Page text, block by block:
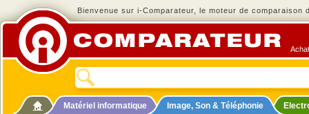
Bienvenue sur i-Comparateur, le moteur de comparaison
Matériel informatique Image, Son & Téléphonie